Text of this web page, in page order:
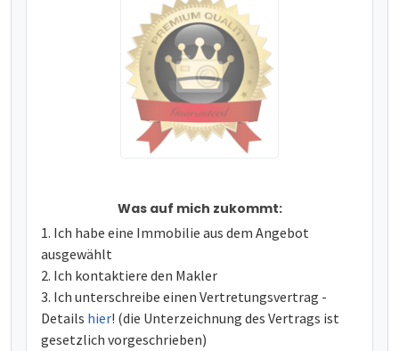
Was auf mich zukommt:
Ich habe eine Immobilie aus dem Angebot
ausgewählt
Ich kontaktiere den Makler
Ich unterschreibe einen Vertretungsvertrag -
Details hier! (die Unterzeichnung des Vertrags ist
gesetzlich vorgeschrieben)